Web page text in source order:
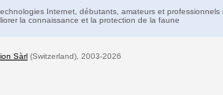
Internet, débutants, amateurs et professionnels
la connaissance et la protection de la faune
Sàrl (Switzerland), 2003-2026